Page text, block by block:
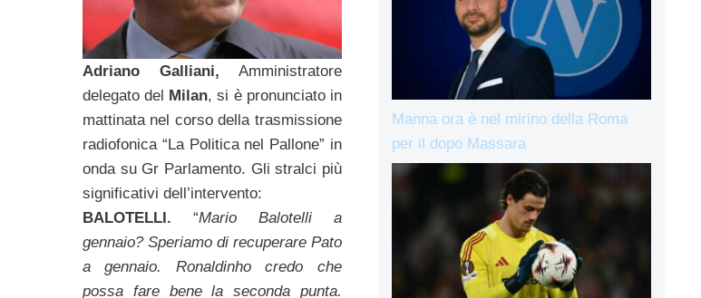
Adriano Galliani, Amministratore
delegato del
Milan, si è pronunciato in
mattinata nel corso della trasmissione
radiofonica “La Politica nel Pallone” in
onda su Gr Parlamento. Gli stralci più
significativi dell’intervento:
BALOTELLI. “Mario Balotelli a
gennaio? Speriamo di recuperare Pato
a gennaio. Ronaldinho credo che
possa fare bene la seconda punta.
Manna ora è nel mirino della Roma
per il dopo Massara